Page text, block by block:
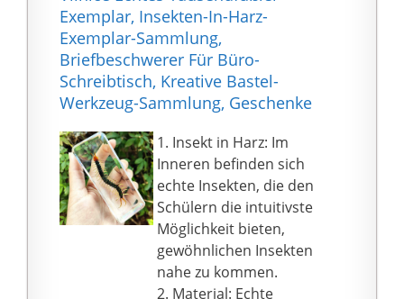
reibungslos auf der
Seite
und einer runden Basis,
die stabil ist und nicht
leicht herunterfällt.
Produktdekoration: Der
Briefbeschwerer kann
auch verwendet
werden, um Ihr
Aquarium zu
dekorieren, geeignet
für Surf-Enthusiasten,
exquisite Geschenke
und exquisite
Dekorationen als
Urlaubsgeschenk für
Exemplar, Insekten-In-Harz-
Exemplar-Sammlung,
Briefbeschwerer Für Büro-
Schreibtisch, Kreative Bastel-
Werkzeug-Sammlung, Geschenke
1. Insekt in Harz: Im
Inneren befinden sich
echte Insekten, die den
Schülern die intuitivste
Möglichkeit bieten,
gewöhnlichen Insekten
nahe zu kommen.
2. Material: Echte